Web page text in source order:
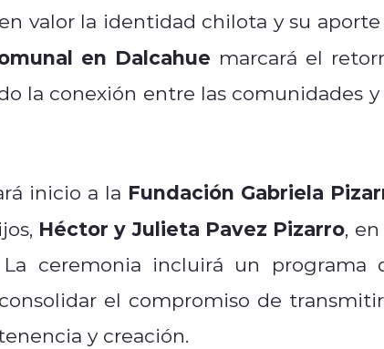
valor la identidad chilota y su aporte
en Dalcahue marcará el
la conexión entre las comunidades y
inicio a la Fundación Gabriela
Héctor y Julieta Pavez Pizarro,
ceremonia incluirá un programa
el compromiso de
y creación.